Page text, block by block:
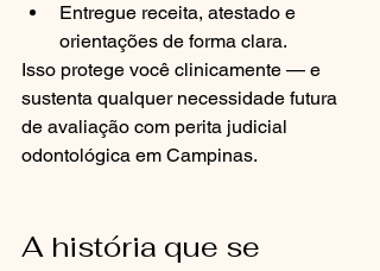
Entregue receita, atestado e
orientações de forma clara.
Isso protege você clinicamente — e
sustenta qualquer necessidade futura
de avaliação com perita judicial
odontológica em Campinas.
A história que se